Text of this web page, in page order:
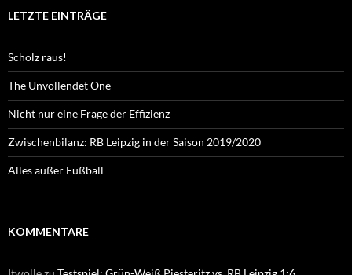
LETZTE EINTRÄGE
Scholz raus!
The Unvollendet One
Nicht nur eine Frage der Effizienz
Zwischenbilanz: RB Leipzig in der Saison 2019/2020
Alles außer Fußball
KOMMENTARE